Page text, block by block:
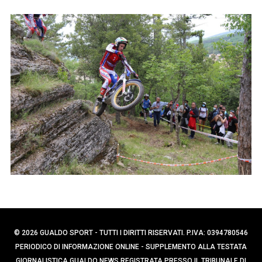
e
r
:
© 2026 GUALDO SPORT - TUTTI I DIRITTI RISERVATI. P.IVA: 0394780546
PERIODICO DI INFORMAZIONE ONLINE - SUPPLEMENTO ALLA TESTATA
e
r
c
a
p
e
r
: